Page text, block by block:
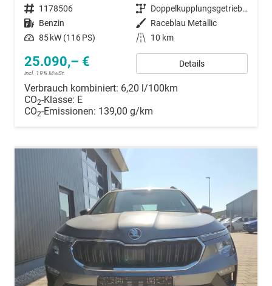
Fahrzeugnummer 1178506 Getriebe
Doppelkupplungsgetriebe (DSG)
Kraftstoff Benzin Außenfarbe Raceblau Metallic
Leistung 85 kW (116 PS) Kilometerstand 10 km
25.090,– €
incl. 19% MwSt.
Details
Verbrauch kombiniert: 6,20 l/100km
CO2-Klasse: E
CO2-Emissionen: 139,00 g/km